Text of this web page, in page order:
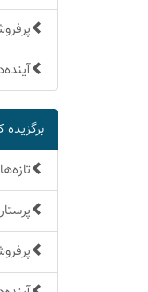
تازه‌ها